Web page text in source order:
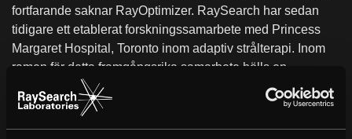
fortfarande saknar RayOptimizer. RaySearch har sedan
tidigare ett etablerat forskningssamarbete med Princess
Margaret Hospital, Toronto inom adaptiv strålterapi. Inom
ramen för detta framgångsrika samarbete hölls en
plenarföreläsning på ASTRO 2005 och en presentation
kommer också att ske på ASTRO 2006. Det är glädjande